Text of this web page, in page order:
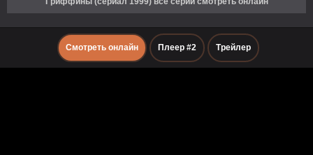
Смотреть онлайн Плеер #2 Трейлер